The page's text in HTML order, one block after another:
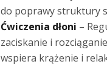
do poprawy struktury
Ćwiczenia dłoni –
zaciskanie i
wspiera krążenie i